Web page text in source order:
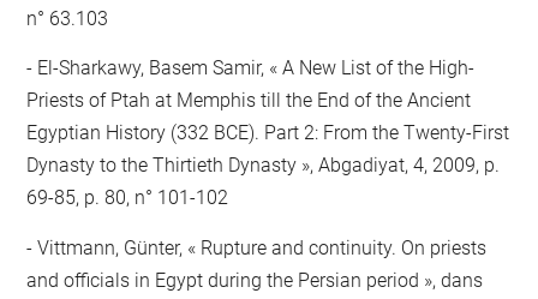
n° 63.103
El-Sharkawy, Basem Samir, « A New List of the High-
Priests of Ptah at Memphis till the End of the Ancient
Egyptian History (332 BCE). Part 2: From the Twenty-First
Dynasty to the Thirtieth Dynasty », Abgadiyat, 4, 2009, p.
69-85, p. 80, n° 101-102
Vittmann, Günter, « Rupture and continuity. On priests
and officials in Egypt during the Persian period », dans